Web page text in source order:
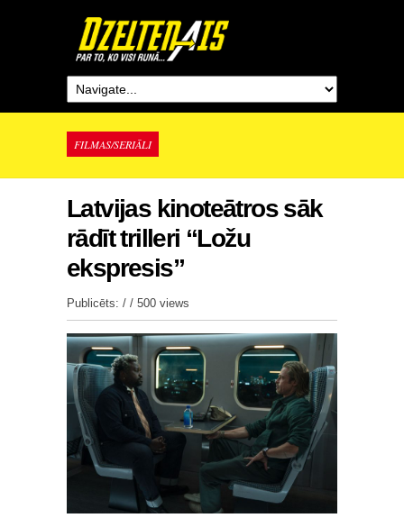
FILMAS/SERIĀLI
Latvijas kinoteātros sāk
rādīt trilleri “Ložu
ekspresis”
Publicēts: / / 500 views